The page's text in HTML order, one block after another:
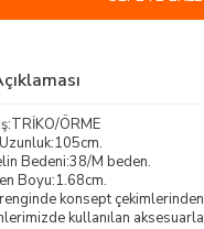
ÖRME
Bedeni:38/M beden.
Boyu:1.68cm.
konsept
kullanılan